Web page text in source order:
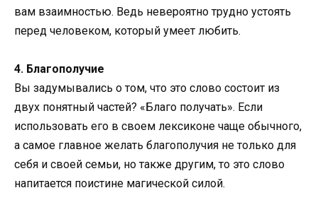
вам взаимностью. Ведь невероятно трудно устоять
перед человеком, который умеет любить.
4. Благополучие
Вы задумывались о том, что это слово состоит из
двух понятный частей? «Благо получать». Если
использовать его в своем лексиконе чаще обычного,
а самое главное желать благополучия не только для
себя и своей семьи, но также другим, то это слово
напитается поистине магической силой.